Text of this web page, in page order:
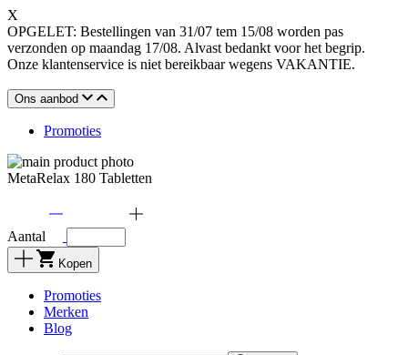
X
OPGELET: Bestellingen van 31/07 tem 15/08 worden pas
verzonden op maandag 17/08. Alvast bedankt voor het begrip.
Onze klantenservice is niet bereikbaar wegens VAKANTIE.
Ons aanbod
Promoties
MetaRelax 180 Tabletten
Aantal
Kopen
Promoties
Merken
Blog